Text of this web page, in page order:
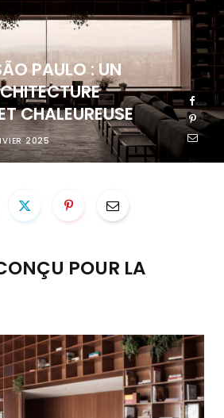
PAULO : UN
CHALEUREUSE
2025
POUR LA